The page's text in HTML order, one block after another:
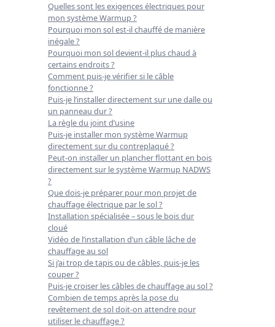
Quelles sont les exigences électriques pour
mon système Warmup ?
Pourquoi mon sol est-il chauffé de manière
inégale ?
Pourquoi mon sol devient-il plus chaud à
certains endroits ?
Comment puis-je vérifier si le câble
fonctionne ?
Puis-je l’installer directement sur une dalle ou
un panneau dur ?
La règle du joint d’usine
Puis-je installer mon système Warmup
directement sur du contreplaqué ?
Peut-on installer un plancher flottant en bois
directement sur le système Warmup NADWS
?
Que dois-je préparer pour mon projet de
chauffage électrique par le sol ?
Installation spécialisée – sous le bois dur
cloué
Vidéo de l’installation d’un câble lâche de
chauffage au sol
Si j’ai trop de tapis ou de câbles, puis-je les
couper ?
Puis-je croiser les câbles de chauffage au sol ?
Combien de temps après la pose du
revêtement de sol doit-on attendre pour
utiliser le chauffage ?